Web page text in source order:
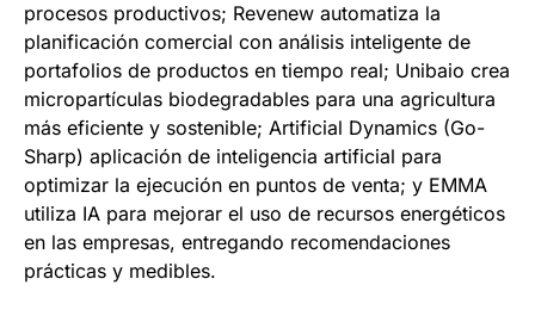
procesos productivos; Revenew automatiza la
planificación comercial con análisis inteligente de
portafolios de productos en tiempo real; Unibaio crea
micropartículas biodegradables para una agricultura
más eficiente y sostenible; Artificial Dynamics (Go-
Sharp) aplicación de inteligencia artificial para
optimizar la ejecución en puntos de venta; y EMMA
utiliza IA para mejorar el uso de recursos energéticos
en las empresas, entregando recomendaciones
prácticas y medibles.